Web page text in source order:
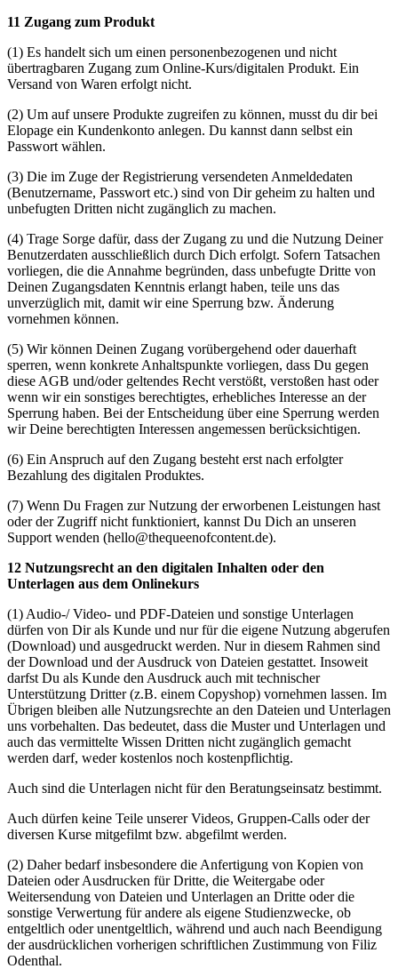
11 Zugang zum Produkt
(1) Es handelt sich um einen personenbezogenen und nicht
übertragbaren Zugang zum Online-Kurs/digitalen Produkt. Ein
Versand von Waren erfolgt nicht.
(2) Um auf unsere Produkte zugreifen zu können, musst du dir bei
Elopage ein Kundenkonto anlegen. Du kannst dann selbst ein
Passwort wählen.
(3) Die im Zuge der Registrierung versendeten Anmeldedaten
(Benutzername, Passwort etc.) sind von Dir geheim zu halten und
unbefugten Dritten nicht zugänglich zu machen.
(4) Trage Sorge dafür, dass der Zugang zu und die Nutzung Deiner
Benutzerdaten ausschließlich durch Dich erfolgt. Sofern Tatsachen
vorliegen, die die Annahme begründen, dass unbefugte Dritte von
Deinen Zugangsdaten Kenntnis erlangt haben, teile uns das
unverzüglich mit, damit wir eine Sperrung bzw. Änderung
vornehmen können.
(5) Wir können Deinen Zugang vorübergehend oder dauerhaft
sperren, wenn konkrete Anhaltspunkte vorliegen, dass Du gegen
diese AGB und/oder geltendes Recht verstößt, verstoßen hast oder
wenn wir ein sonstiges berechtigtes, erhebliches Interesse an der
Sperrung haben. Bei der Entscheidung über eine Sperrung werden
wir Deine berechtigten Interessen angemessen berücksichtigen.
(6) Ein Anspruch auf den Zugang besteht erst nach erfolgter
Bezahlung des digitalen Produktes.
(7) Wenn Du Fragen zur Nutzung der erworbenen Leistungen hast
oder der Zugriff nicht funktioniert, kannst Du Dich an unseren
Support wenden (hello@thequeenofcontent.de).
12 Nutzungsrecht an den digitalen Inhalten oder den
Unterlagen aus dem Onlinekurs
(1) Audio-/ Video- und PDF-Dateien und sonstige Unterlagen
dürfen von Dir als Kunde und nur für die eigene Nutzung abgerufen
(Download) und ausgedruckt werden. Nur in diesem Rahmen sind
der Download und der Ausdruck von Dateien gestattet. Insoweit
darfst Du als Kunde den Ausdruck auch mit technischer
Unterstützung Dritter (z.B. einem Copyshop) vornehmen lassen. Im
Übrigen bleiben alle Nutzungsrechte an den Dateien und Unterlagen
uns vorbehalten. Das bedeutet, dass die Muster und Unterlagen und
auch das vermittelte Wissen Dritten nicht zugänglich gemacht
werden darf, weder kostenlos noch kostenpflichtig.
Auch sind die Unterlagen nicht für den Beratungseinsatz bestimmt.
Auch dürfen keine Teile unserer Videos, Gruppen-Calls oder der
diversen Kurse mitgefilmt bzw. abgefilmt werden.
(2) Daher bedarf insbesondere die Anfertigung von Kopien von
Dateien oder Ausdrucken für Dritte, die Weitergabe oder
Weitersendung von Dateien und Unterlagen an Dritte oder die
sonstige Verwertung für andere als eigene Studienzwecke, ob
entgeltlich oder unentgeltlich, während und auch nach Beendigung
der ausdrücklichen vorherigen schriftlichen Zustimmung von Filiz
Odenthal.